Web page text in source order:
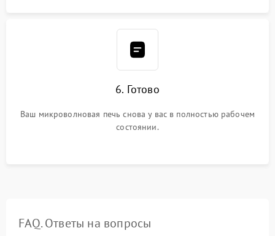
6. Готово
Ваш микроволновая печь снова у вас в полностью рабочем
состоянии.
FAQ. Ответы на вопросы